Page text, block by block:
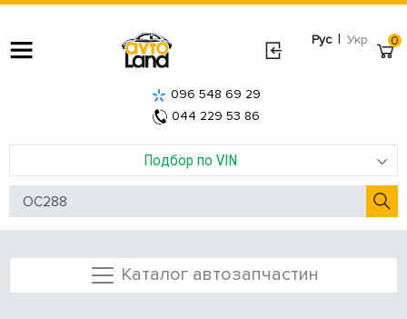
Рус | Укр
Подбор по VIN
096 548 69 29
044 229 53 86
0
Каталог автозапчастин